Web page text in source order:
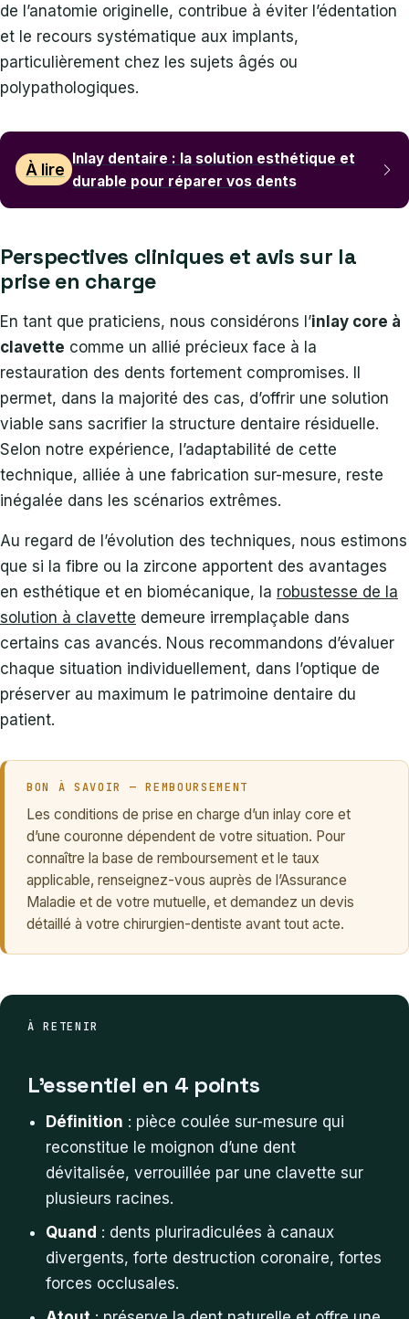
de l’anatomie originelle, contribue à éviter l’édentation
et le recours systématique aux implants,
particulièrement chez les sujets âgés ou
polypathologiques.
À lire
Inlay dentaire : la solution esthétique et
durable pour réparer vos dents
Perspectives cliniques et avis sur la
prise en charge
En tant que praticiens, nous considérons l’inlay core à
clavette comme un allié précieux face à la
restauration des dents fortement compromises. Il
permet, dans la majorité des cas, d’offrir une solution
viable sans sacrifier la structure dentaire résiduelle.
Selon notre expérience, l’adaptabilité de cette
technique, alliée à une fabrication sur-mesure, reste
inégalée dans les scénarios extrêmes.
Au regard de l’évolution des techniques, nous estimons
que si la fibre ou la zircone apportent des avantages
en esthétique et en biomécanique, la robustesse de la
solution à clavette demeure irremplaçable dans
certains cas avancés. Nous recommandons d’évaluer
chaque situation individuellement, dans l’optique de
préserver au maximum le patrimoine dentaire du
patient.
BON À SAVOIR — REMBOURSEMENT
Les conditions de prise en charge d’un inlay core et
d’une couronne dépendent de votre situation. Pour
connaître la base de remboursement et le taux
applicable, renseignez-vous auprès de l’Assurance
Maladie et de votre mutuelle, et demandez un devis
détaillé à votre chirurgien-dentiste avant tout acte.
À RETENIR
L’essentiel en 4 points
Définition : pièce coulée sur-mesure qui
reconstitue le moignon d’une dent
dévitalisée, verrouillée par une clavette sur
plusieurs racines.
Quand : dents pluriradiculées à canaux
divergents, forte destruction coronaire, fortes
forces occlusales.